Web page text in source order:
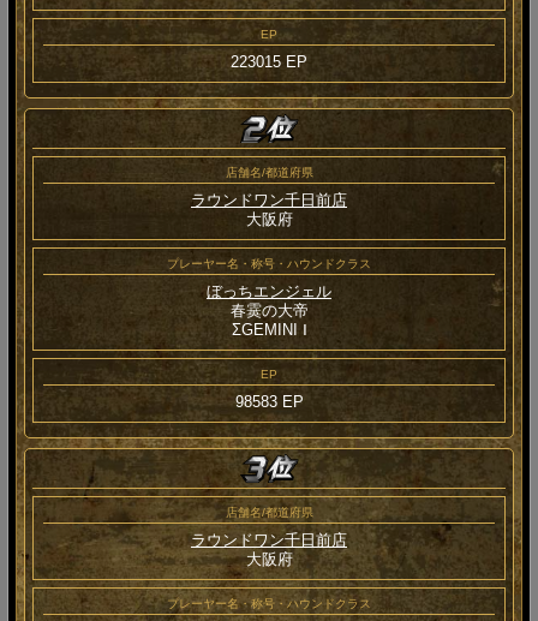
EP
223015 EP
店舗名/都道府県
ラウンドワン千日前店
大阪府
プレーヤー名・称号・ハウンドクラス
ぼっちエンジェル
春霙の大帝
ΣGEMINI Ⅰ
EP
98583 EP
店舗名/都道府県
ラウンドワン千日前店
大阪府
プレーヤー名・称号・ハウンドクラス